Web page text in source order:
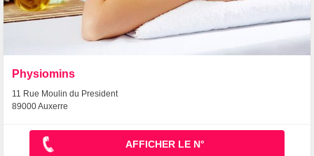
Physiomins
11 Rue Moulin du President
89000 Auxerre
AFFICHER LE N°